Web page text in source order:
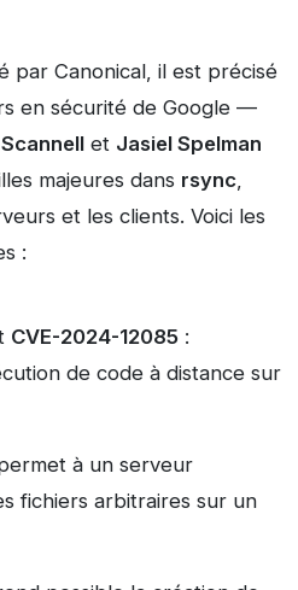
par Canonical, il est précisé
en sécurité de Google —
et Jasiel Spelman
majeures dans rsync,
et les clients. Voici les
:
CVE-2024-12085 :
de code à distance sur
à un serveur
fichiers arbitraires sur un